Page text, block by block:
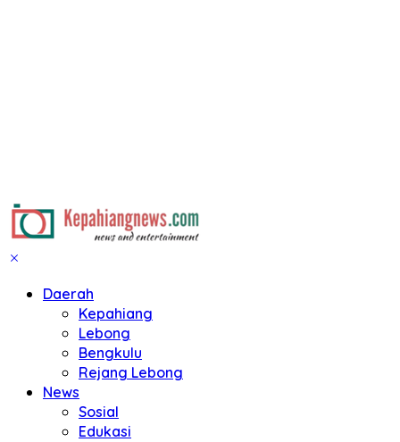
Daerah
Kepahiang
Lebong
Bengkulu
Rejang Lebong
News
Sosial
Edukasi